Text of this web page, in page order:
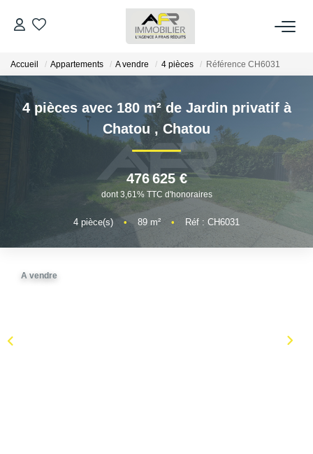
ACHETER
LOUER
ESTIMER
FAIRE GÉRER
NOS AGENCES
AFR IMMOBILIER Chatou - Location | Gestion | Syndic
Accueil Appartements A vendre 4 pièces Référence CH6031
4 pièces avec 180 m² de Jardin privatif à
Chatou , Chatou
476 625 €
dont 3,61% TTC d'honoraires
4 pièce(s) • 89 m² • Réf : CH6031
A vendre